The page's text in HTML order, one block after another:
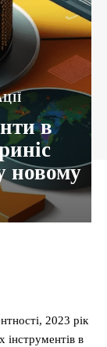
в
новому
2023 рік
інструментів в